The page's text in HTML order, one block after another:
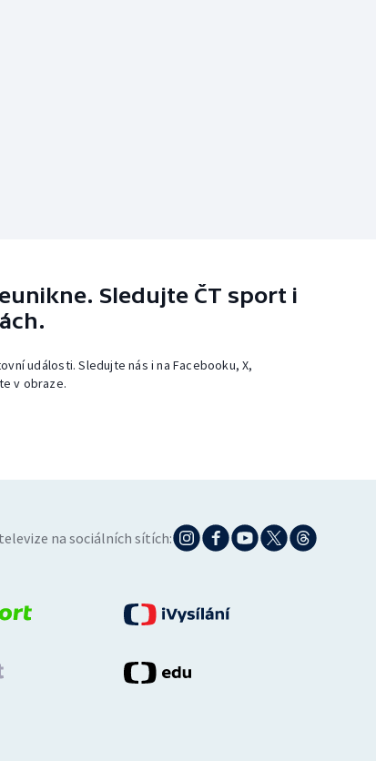
Sledujte ČT sport i
události. Sledujte nás i na Facebooku, X,
v obraze.
na sociálních sítích: